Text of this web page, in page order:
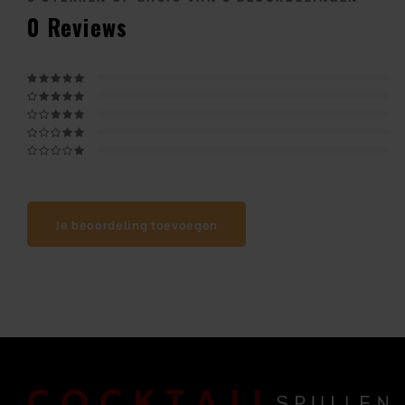
0 Reviews
Je beoordeling toevoegen